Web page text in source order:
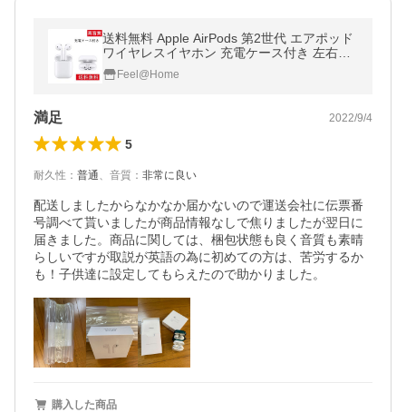
送料無料 Apple AirPods 第2世代 エアポッド
ワイヤレスイヤホン 充電ケース付き 左右分
離型 高音質 Bluetooth対応
Feel@Home
満足 2022/9/4
5
耐久性 ： 普通、 音質 ： 非常に良い
配送しましたからなかなか届かないので運送会社に伝票番
号調べて貰いましたが商品情報なしで焦りましたが翌日に
届きました。商品に関しては、梱包状態も良く音質も素晴
らしいですが取説が英語の為に初めての方は、苦労するか
も！子供達に設定してもらえたので助かりました。
購入した商品